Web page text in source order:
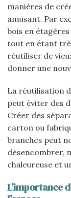
manières de
amusant. Par
bois en
tout en étant
réutiliser de
donner une
La réutilisation
peut éviter des
Créer des
carton ou
branches peut
désencombrer,
chaleureuse et
L’importance